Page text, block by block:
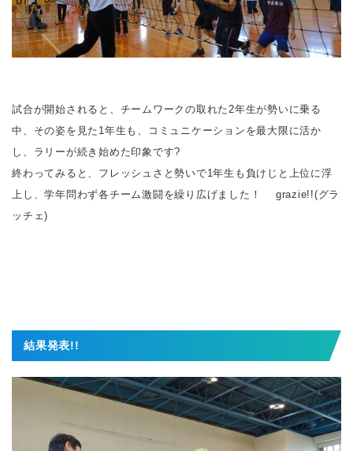
試合が開始されると、チームワークの取れた2年生が勢いに乗る
中、その姿を見た1年生も、コミュニケーションを最大限に活か
し、ラリーが続き始めた印象です?
終わってみると、フレッシュさと勢いで1年生も負けじと上位に浮
上し、学年問わず各チーム激闘を繰り広げました！ grazie!!(グラ
ッチェ)
結果発表!!